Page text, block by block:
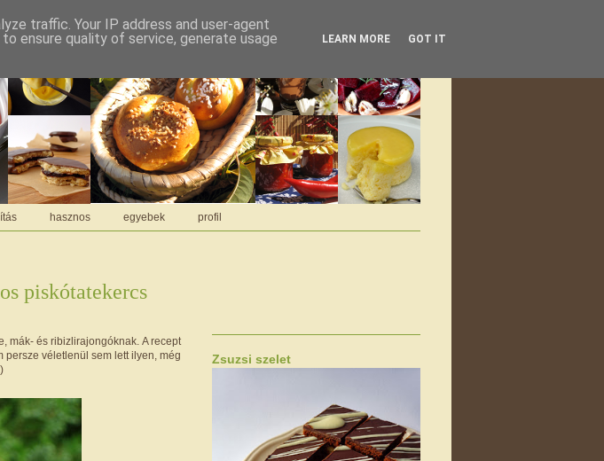
hasznos egyebek profil
piskótatekercs
mák- és ribizlirajongóknak. A recept
persze véletlenül sem lett ilyen, még
Zsuzsi szelet
traffic. Your IP address and user-agent
ensure quality of service, generate usage
LEARN MORE GOT IT